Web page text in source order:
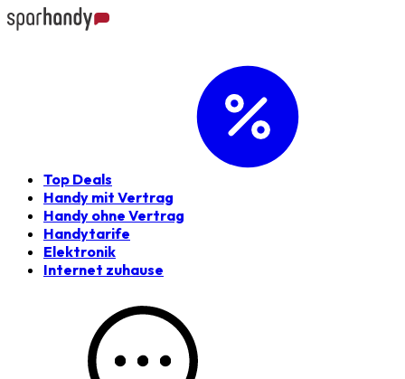
Top Deals
Handy mit Vertrag
Handy ohne Vertrag
Handytarife
Elektronik
Internet zuhause